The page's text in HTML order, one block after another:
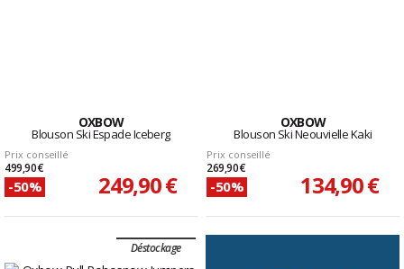
OXBOW
Blouson Ski Espade Iceberg
Prix conseillé
499,90 €
-50% 249,90 €
OXBOW
Blouson Ski Neouvielle Kaki
Prix conseillé
269,90 €
-50% 134,90 €
Déstockage